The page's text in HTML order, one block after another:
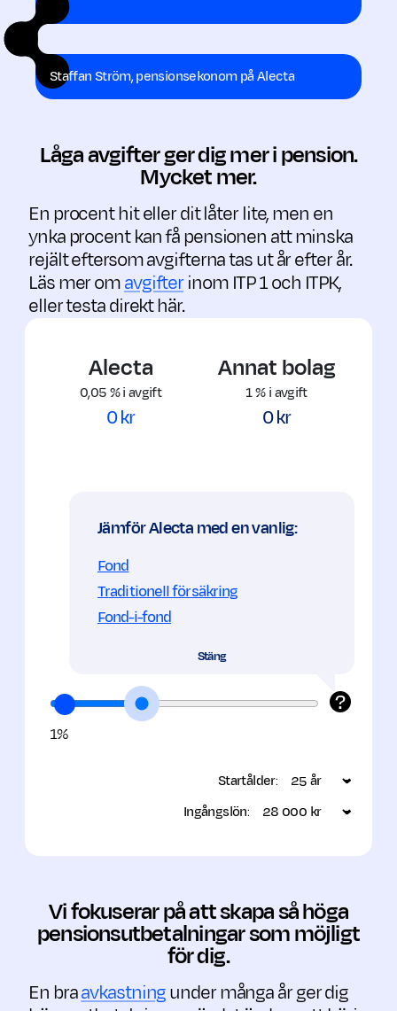
Staffan Ström, pensionsekonom på Alecta
Låga avgifter ger dig mer i pension.
Mycket mer.
En procent hit eller dit låter lite, men en
ynka procent kan få pensionen att minska
rejält eftersom avgifterna tas ut år efter år.
Läs mer omavgifterinom ITP 1 och ITPK,
eller testa direkt här.
Alecta
0kr
0,05 % i avgift
Annat bolag
0kr
1% i avgift
Pension 66 år och livet ut
1%
?
Jämför Alecta med en vanlig:
Fond
Traditionell försäkring
Fond-i-fond
Stäng
Startålder:
Ingångslön:
Vi fokuserar på att skapa så höga
pensions­utbetalningar som möjligt
för dig.
En braavkastningunder många år ger dig